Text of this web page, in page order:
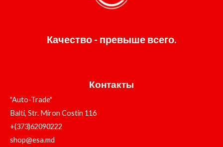
Качество - превыше всего.
Контакты
"Auto-Trade"
Balti, Str. Miron Costin 116
+(373)62090222
shop@esa.md